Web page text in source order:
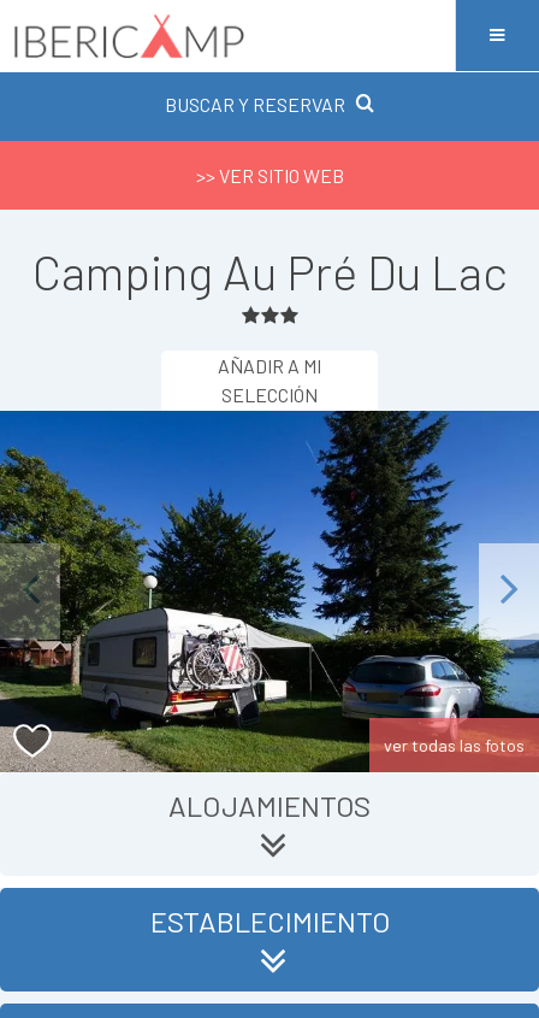
BUSCAR Y RESERVAR
>> VER SITIO WEB
Camping Au Pré Du Lac
AÑADIR A MI
SELECCIÓN
Next
ver todas las fotos
ALOJAMIENTOS
ESTABLECIMIENTO